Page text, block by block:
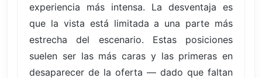
experiencia más intensa. La desventaja es
que la vista está limitada a una parte más
estrecha del escenario. Estas posiciones
suelen ser las más caras y las primeras en
desaparecer de la oferta — dado que faltan